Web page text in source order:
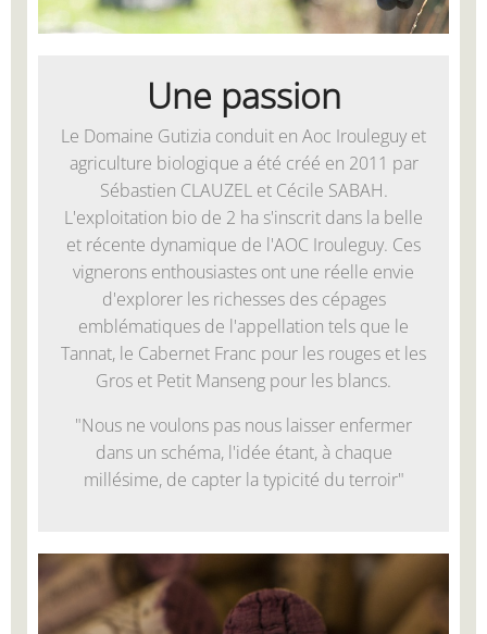
Une passion
Le Domaine Gutizia conduit en Aoc Irouleguy et
agriculture biologique a été créé en 2011 par
Sébastien CLAUZEL et Cécile SABAH.
L'exploitation bio de 2 ha s'inscrit dans la belle
et récente dynamique de l'AOC Irouleguy. Ces
vignerons enthousiastes ont une réelle envie
d'explorer les richesses des cépages
emblématiques de l'appellation tels que le
Tannat, le Cabernet Franc pour les rouges et les
Gros et Petit Manseng pour les blancs.
"Nous ne voulons pas nous laisser enfermer
dans un schéma, l'idée étant, à chaque
millésime, de capter la typicité du terroir"